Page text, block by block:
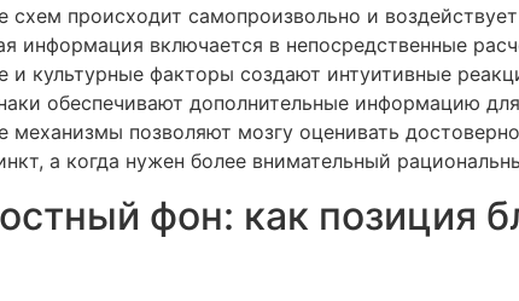
схем происходит самопроизвольно и
информация включается в непосредственные
и культурные факторы создают интуитивные
обеспечивают дополнительные информацию
механизмы позволяют мозгу оценивать
а когда нужен более внимательный
фон: как позиция